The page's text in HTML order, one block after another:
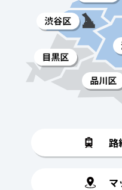
路
マ